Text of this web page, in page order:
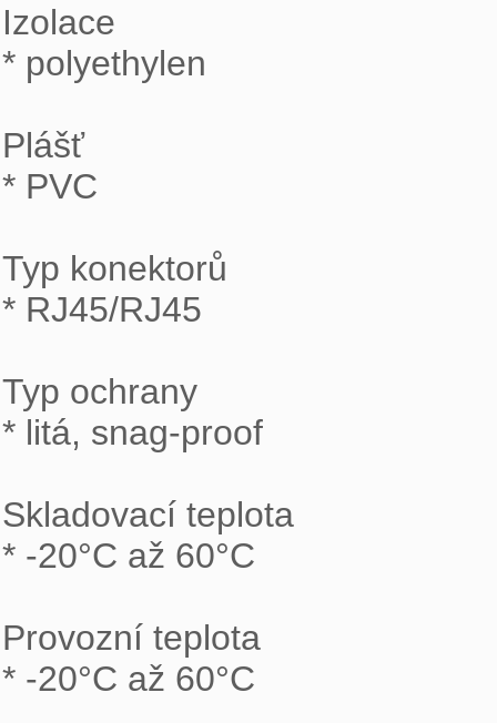
Izolace
* polyethylen
Plášť
* PVC
Typ konektorů
* RJ45/RJ45
Typ ochrany
* litá, snag-proof
Skladovací teplota
* -20°C až 60°C
Provozní teplota
* -20°C až 60°C